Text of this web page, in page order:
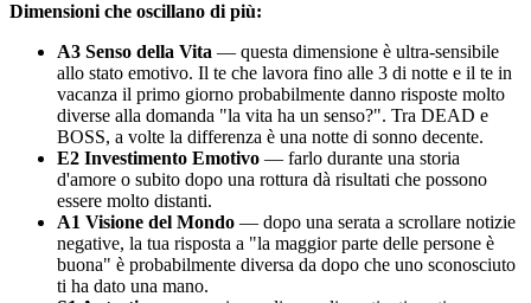
Dimensioni che oscillano di più:
A3 Senso della Vita — questa dimensione è ultra-sensibile
allo stato emotivo. Il te che lavora fino alle 3 di notte e il te in
vacanza il primo giorno probabilmente danno risposte molto
diverse alla domanda "la vita ha un senso?". Tra DEAD e
BOSS, a volte la differenza è una notte di sonno decente.
E2 Investimento Emotivo — farlo durante una storia
d'amore o subito dopo una rottura dà risultati che possono
essere molto distanti.
A1 Visione del Mondo — dopo una serata a scrollare notizie
negative, la tua risposta a "la maggior parte delle persone è
buona" è probabilmente diversa da dopo che uno sconosciuto
ti ha dato una mano.